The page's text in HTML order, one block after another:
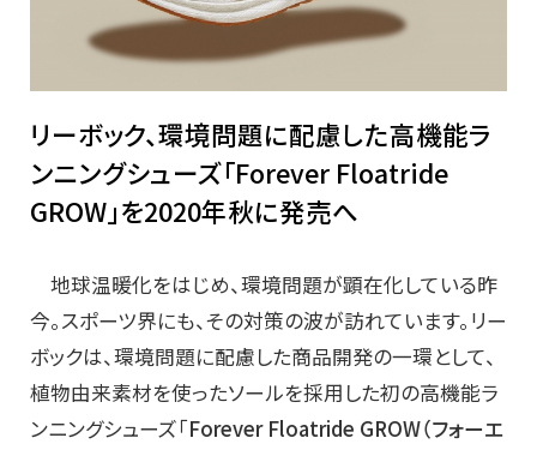
リーボック、環境問題に配慮した高機能ラ
ンニングシューズ「Forever Floatride
GROW」を2020年秋に発売へ
地球温暖化をはじめ、環境問題が顕在化している昨
今。スポーツ界にも、その対策の波が訪れています。リー
ボックは、環境問題に配慮した商品開発の一環として、
植物由来素材を使ったソールを採用した初の高機能ラ
ンニングシューズ「Forever Floatride GROW（フォーエ